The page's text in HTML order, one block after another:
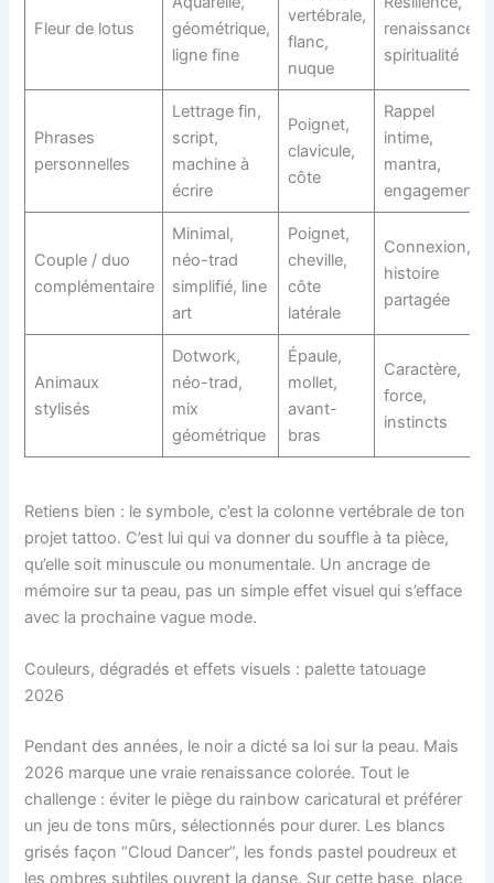
Fleur de lotus
géométrique,
ligne fine
vertébrale,
flanc,
nuque
renaissance,
spiritualité
Phrases
personnelles
Lettrage fin,
script,
machine à
écrire
Poignet,
clavicule,
côte
Rappel
intime,
mantra,
engagement
Couple / duo
complémentaire
Minimal,
néo-trad
simplifié, line
art
Poignet,
cheville,
côte
latérale
Connexion,
histoire
partagée
Animaux
stylisés
Dotwork,
néo-trad,
mix
géométrique
Épaule,
mollet,
avant-
bras
Caractère,
force,
instincts
Retiens bien : le symbole, c’est la colonne vertébrale de ton
projet tattoo. C’est lui qui va donner du souffle à ta pièce,
qu’elle soit minuscule ou monumentale. Un ancrage de
mémoire sur ta peau, pas un simple effet visuel qui s’efface
avec la prochaine vague mode.
Couleurs, dégradés et effets visuels : palette tatouage
2026
Pendant des années, le noir a dicté sa loi sur la peau. Mais
2026 marque une vraie renaissance colorée. Tout le
challenge : éviter le piège du rainbow caricatural et préférer
un jeu de tons mûrs, sélectionnés pour durer. Les blancs
grisés façon “Cloud Dancer”, les fonds pastel poudreux et
les ombres subtiles ouvrent la danse. Sur cette base, place